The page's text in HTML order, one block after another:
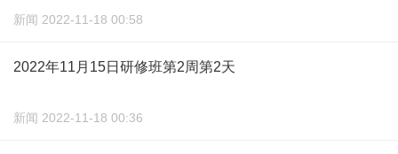
新闻 2022-11-18 00:58
2022年11月15日研修班第2周第2天
新闻 2022-11-18 00:36